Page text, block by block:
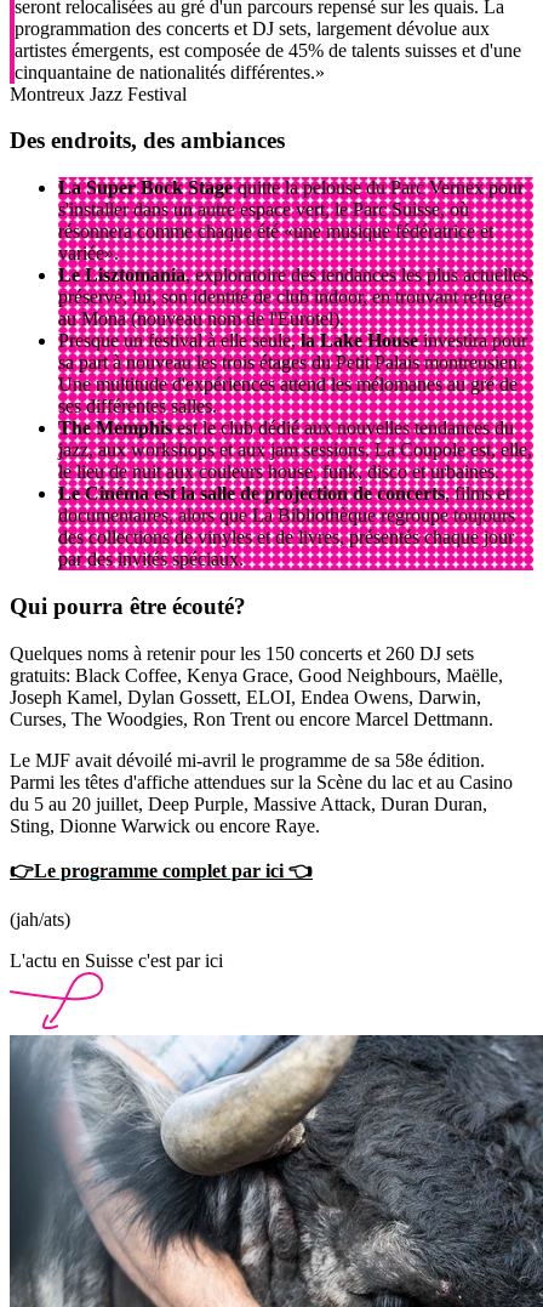
seront relocalisées au gré d'un parcours repensé sur les quais. La
programmation des concerts et DJ sets, largement dévolue aux
artistes émergents, est composée de 45% de talents suisses et d'une
cinquantaine de nationalités différentes.»
Montreux Jazz Festival
Des endroits, des ambiances
La Super Bock Stagequitte la pelouse du Parc Vernex pour
s'installer dans un autre espace vert, le Parc Suisse, où
résonnera comme chaque été «une musique fédératrice et
variée».
Le Lisztomania, exploratoire des tendances les plus actuelles,
préserve, lui, son identité de club indoor, en trouvant refuge
au Mona (nouveau nom de l'Eurotel).
Presque un festival à elle seule,la Lake Houseinvestira pour
sa part à nouveau les trois étages du Petit Palais montreusien.
Une multitude d'expériences attend les mélomanes au gré de
ses différentes salles.
The Memphisest le club dédié aux nouvelles tendances du
jazz, aux workshops et aux jam sessions. La Coupole est, elle,
le lieu de nuit aux couleurs house, funk, disco et urbaines.
Le Cinéma est la salle de projection de concerts, films et
documentaires, alors que La Bibliothèque regroupe toujours
des collections de vinyles et de livres, présentés chaque jour
par des invités spéciaux.
Qui pourra être écouté?
Quelques noms à retenir pour les 150 concerts et 260 DJ sets
gratuits: Black Coffee, Kenya Grace, Good Neighbours, Maëlle,
Joseph Kamel, Dylan Gossett, ELOI, Endea Owens, Darwin,
Curses, The Woodgies, Ron Trent ou encore Marcel Dettmann.
Le MJF avait dévoilé mi-avril le programme de sa 58e édition.
Parmi les têtes d'affiche attendues sur la Scène du lac et au Casino
du 5 au 20 juillet, Deep Purple, Massive Attack, Duran Duran,
Sting, Dionne Warwick ou encore Raye.
👉Le programme complet par ici 👈
(jah/ats)
L'actu en Suisse c'est par ici